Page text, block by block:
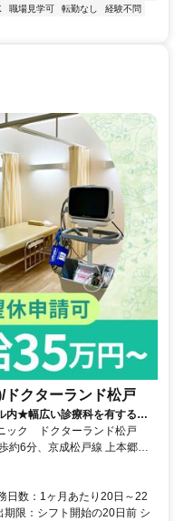
職場見学可 転勤なし
経験不問
ドクターランド松戸
内★幅広い診療科を有する総
数！
ック ドクターランド松戸
約6分、京成松戸線 上本郷北
徒歩約12分 新京成線「松戸
日数：1ヶ月あたり20日～22
限：シフト開始の20日前 シ